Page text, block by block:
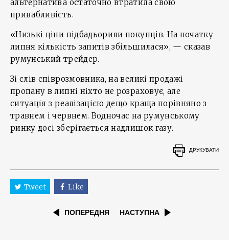
альтернатива остаточно втратила свою
привабливість.
«Низькі ціни підбадьорили покупців. На початку
липня кількість запитів збільшилася», — сказав
румунський трейдер.
Зі слів співрозмовника, на великі продажі
пропану в липні ніхто не розраховує, але
ситуація з реалізацією дещо краща порівняно з
травнем і червнем. Водночас на румунському
ринку досі зберігається надлишок газу.
ДРУКУВАТИ
Tweet Like
ПОПЕРЕДНЯ НАСТУПНА